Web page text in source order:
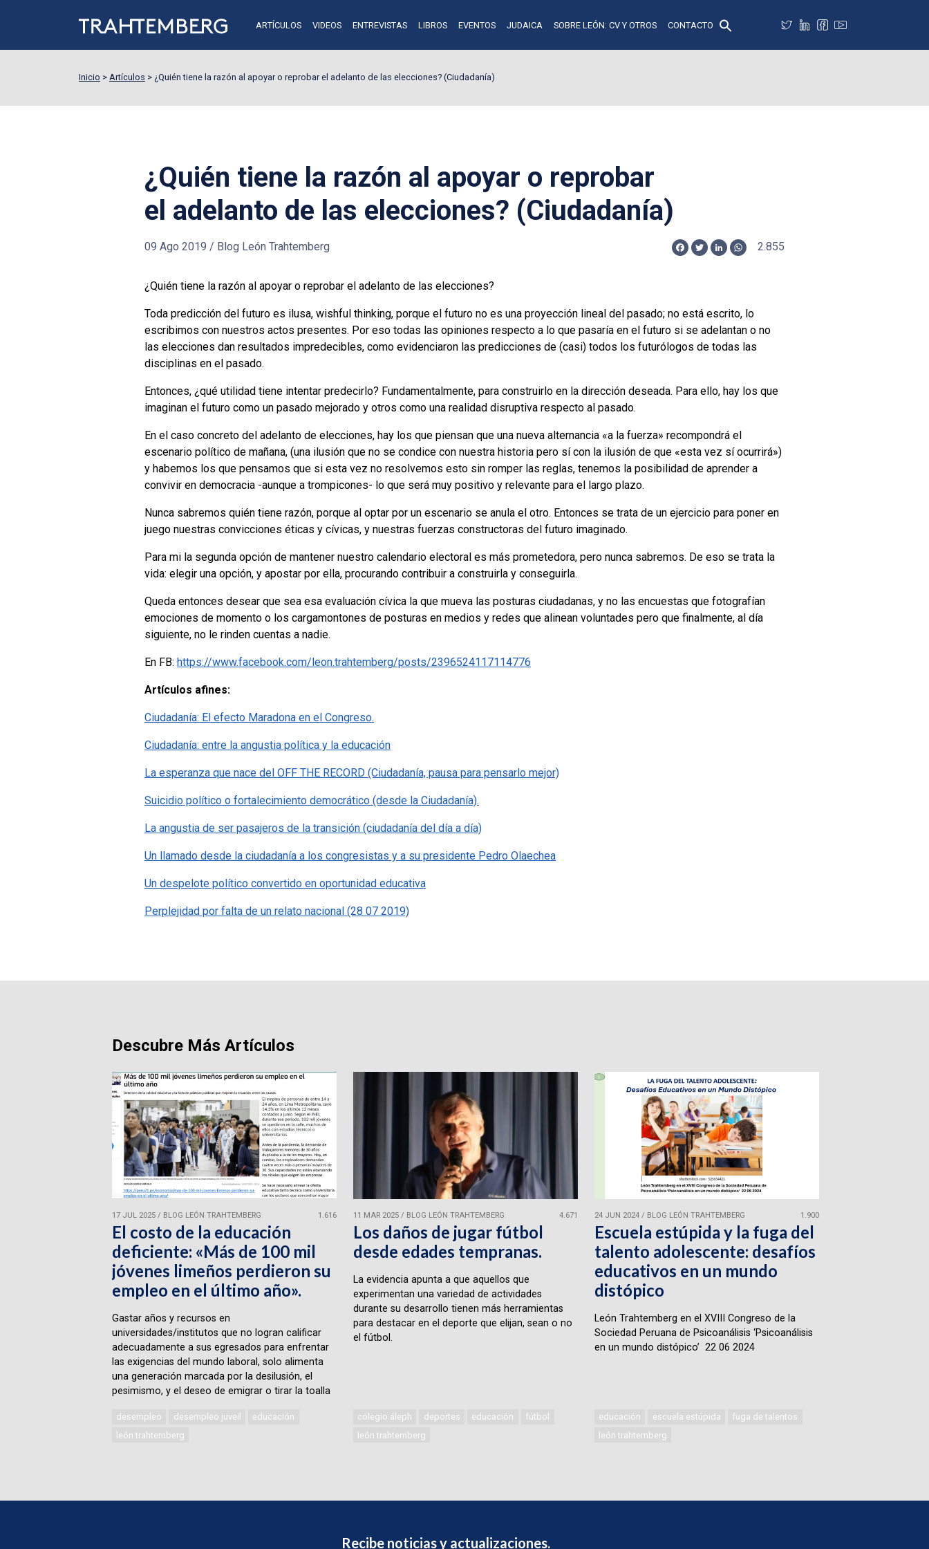
ARTÍCULOS VIDEOS ENTREVISTAS LIBROS EVENTOS JUDAICA SOBRE LEÓN: CV Y OTROS CONTACTO
Inicio > Artículos > ¿Quién tiene la razón al apoyar o reprobar el adelanto de las elecciones? (Ciudadanía)
¿Quién tiene la razón al apoyar o reprobar
el adelanto de las elecciones? (Ciudadanía)
09 Ago 2019 / Blog León Trahtemberg
Facebook
TwitterLinkedInWhatsApp
2.855
¿Quién tiene la razón al apoyar o reprobar el adelanto de las elecciones?
Toda predicción del futuro es ilusa, wishful thinking, porque el futuro no es una proyección lineal del pasado; no está escrito, lo
escribimos con nuestros actos presentes. Por eso todas las opiniones respecto a lo que pasaría en el futuro si se adelantan o no
las elecciones dan resultados impredecibles, como evidenciaron las predicciones de (casi) todos los futurólogos de todas las
disciplinas en el pasado.
Entonces, ¿qué utilidad tiene intentar predecirlo? Fundamentalmente, para construirlo en la dirección deseada. Para ello, hay los que
imaginan el futuro como un pasado mejorado y otros como una realidad disruptiva respecto al pasado.
En el caso concreto del adelanto de elecciones, hay los que piensan que una nueva alternancia «a la fuerza» recompondrá el
escenario político de mañana, (una ilusión que no se condice con nuestra historia pero sí con la ilusión de que «esta vez sí ocurrirá»)
y habemos los que pensamos que si esta vez no resolvemos esto sin romper las reglas, tenemos la posibilidad de aprender a
convivir en democracia -aunque a trompicones- lo que será muy positivo y relevante para el largo plazo.
Nunca sabremos quién tiene razón, porque al optar por un escenario se anula el otro. Entonces se trata de un ejercicio para poner en
juego nuestras convicciones éticas y cívicas, y nuestras fuerzas constructoras del futuro imaginado.
Para mi la segunda opción de mantener nuestro calendario electoral es más prometedora, pero nunca sabremos. De eso se trata la
vida: elegir una opción, y apostar por ella, procurando contribuir a construirla y conseguirla.
Queda entonces desear que sea esa evaluación cívica la que mueva las posturas ciudadanas, y no las encuestas que fotografían
emociones de momento o los cargamontones de posturas en medios y redes que alinean voluntades pero que finalmente, al día
siguiente, no le rinden cuentas a nadie.
En FB: https://www.facebook.com/leon.trahtemberg/posts/2396524117114776
Artículos afines:
Ciudadanía: El efecto Maradona en el Congreso.
Ciudadanía: entre la angustia política y la educación
La esperanza que nace del OFF THE RECORD (Ciudadanía, pausa para pensarlo mejor)
Suicidio político o fortalecimiento democrático (desde la Ciudadanía).
La angustia de ser pasajeros de la transición (ciudadanía del día a día)
Un llamado desde la ciudadanía a los congresistas y a su presidente Pedro Olaechea
Un despelote político convertido en oportunidad educativa
Perplejidad por falta de un relato nacional (28 07 2019)
Descubre Más Artículos
17 JUL 2025/ BLOG LEÓN TRAHTEMBERG 1.616
El costo de la educación
deficiente: «Más de 100 mil
jóvenes limeños perdieron su
empleo en el último año».
Gastar años y recursos en
universidades/institutos que no logran calificar
adecuadamente a sus egresados para enfrentar
las exigencias del mundo laboral, solo alimenta
una generación marcada por la desilusión, el
pesimismo, y el deseo de emigrar o tirar la toalla
desempleo desempleo juveil
educación
león trahtemberg
11 MAR 2025/ BLOG LEÓN TRAHTEMBERG 4.671
Los daños de jugar fútbol
desde edades tempranas.
La evidencia apunta a que aquellos que
experimentan una variedad de actividades
durante su desarrollo tienen más herramientas
para destacar en el deporte que elijan, sean o no
el fútbol.
colegio áleph deportes educación
fútbol
león trahtemberg
24 JUN 2024/ BLOG LEÓN TRAHTEMBERG 1.900
Escuela estúpida y la fuga del
talento adolescente: desafíos
educativos en un mundo
distópico
León Trahtemberg en el XVIII Congreso de la
Sociedad Peruana de Psicoanálisis ‘Psicoanálisis
en un mundo distópico’ 22 06 2024
educación escuela estúpida
fuga de talentos
león trahtemberg
Recibe noticias y actualizaciones.